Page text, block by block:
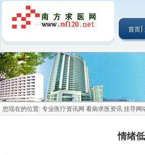
首页
您现在的位置: 专业医疗资讯网 看病求医资讯 挂导网
情绪